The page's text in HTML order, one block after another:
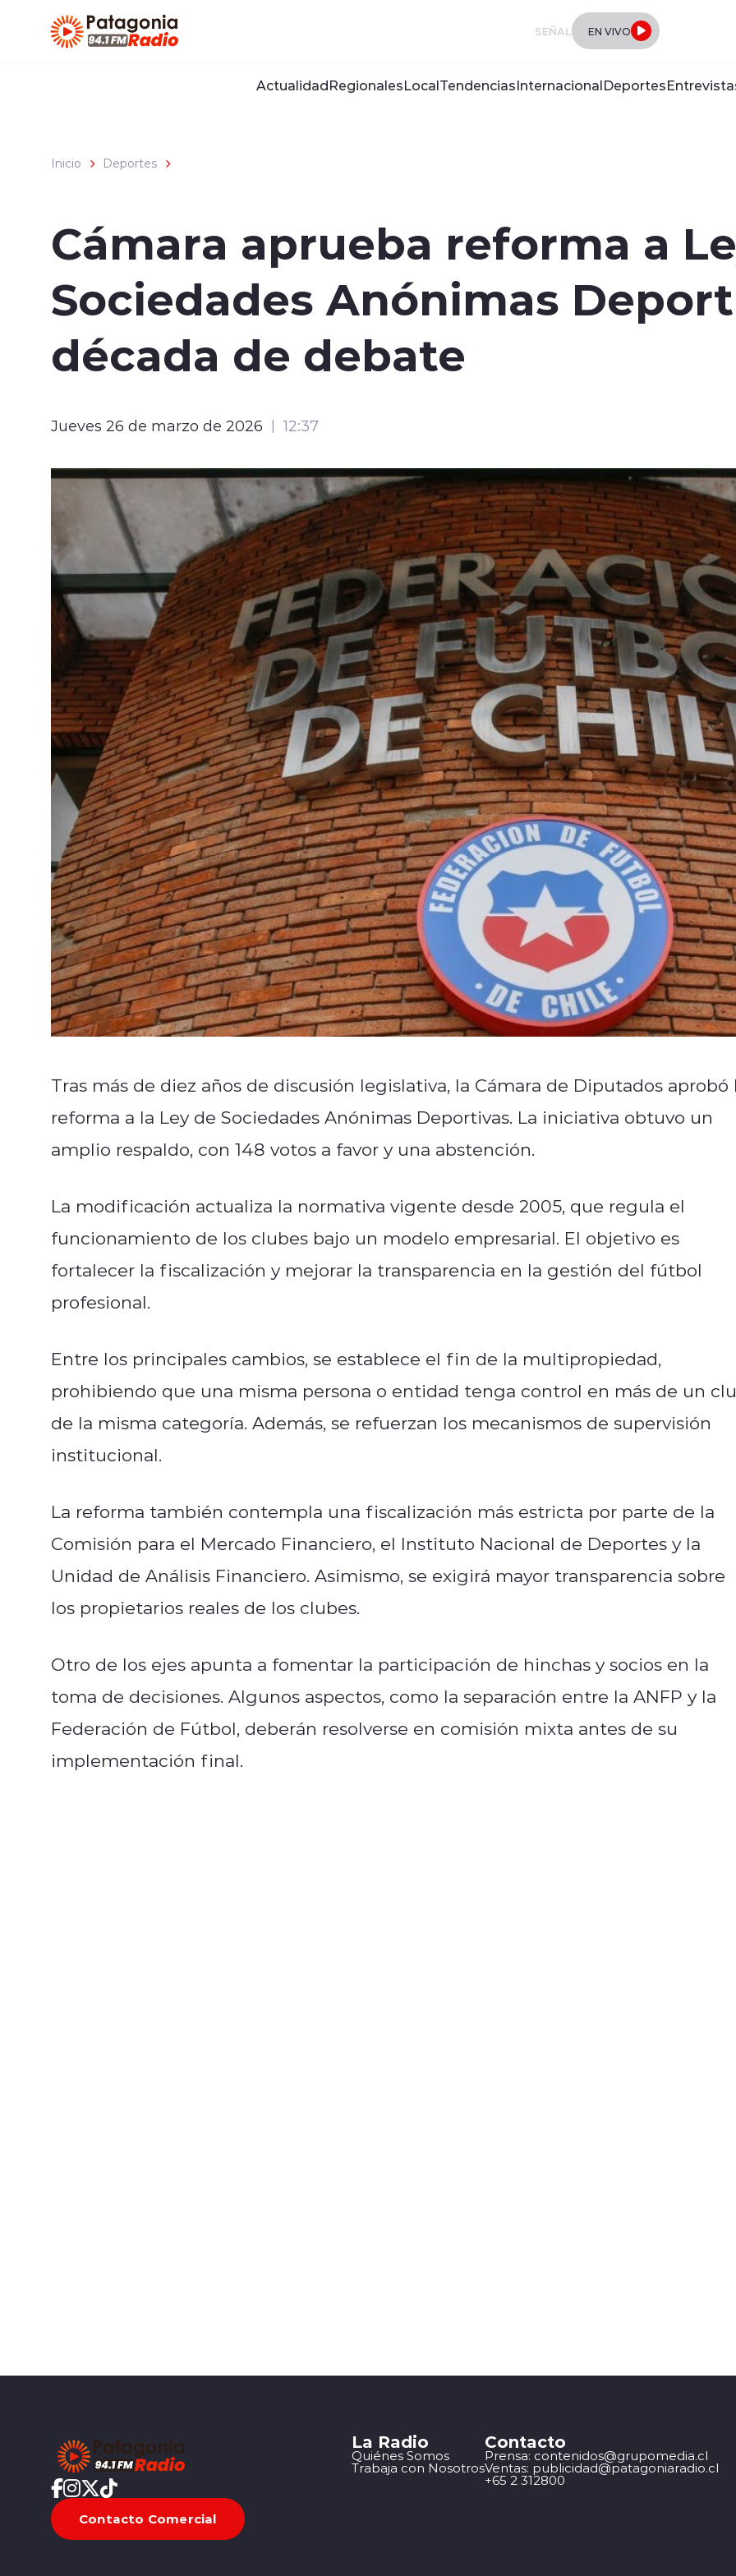
SEÑAL EN VIVO
ActualidadRegionalesLocalTendenciasInternacionalDeportes
Inicio Deportes
Cámara aprueba reforma a
Sociedades Anónimas
década de debate
Jueves 26 de marzo de 2026 12:37
Tras más de diez años de discusión legislativa, la Cámara de Diputados aprobó
reforma a la Ley de Sociedades Anónimas Deportivas. La iniciativa obtuvo un
amplio respaldo, con 148 votos a favor y una abstención.
La modificación actualiza la normativa vigente desde 2005, que regula el
funcionamiento de los clubes bajo un modelo empresarial. El objetivo es
fortalecer la fiscalización y mejorar la transparencia en la gestión del fútbol
profesional.
Entre los principales cambios, se establece el fin de la multipropiedad,
prohibiendo que una misma persona o entidad tenga control en más de un
de la misma categoría. Además, se refuerzan los mecanismos de supervisión
institucional.
La reforma también contempla una fiscalización más estricta por parte de la
Comisión para el Mercado Financiero, el Instituto Nacional de Deportes y la
Unidad de Análisis Financiero. Asimismo, se exigirá mayor transparencia sobre
los propietarios reales de los clubes.
Otro de los ejes apunta a fomentar la participación de hinchas y socios en la
toma de decisiones. Algunos aspectos, como la separación entre la ANFP y la
Federación de Fútbol, deberán resolverse en comisión mixta antes de su
implementación final.
Contacto Comercial
La Radio
Quiénes Somos
Trabaja con Nosotros
Contacto
Prensa: contenidos@grupomedia.cl
Ventas: publicidad@patagoniaradio.cl
+65 2 312800